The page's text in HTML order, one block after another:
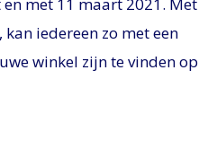
met 11 maart 2021. Met
iedereen zo met een
winkel zijn te vinden op